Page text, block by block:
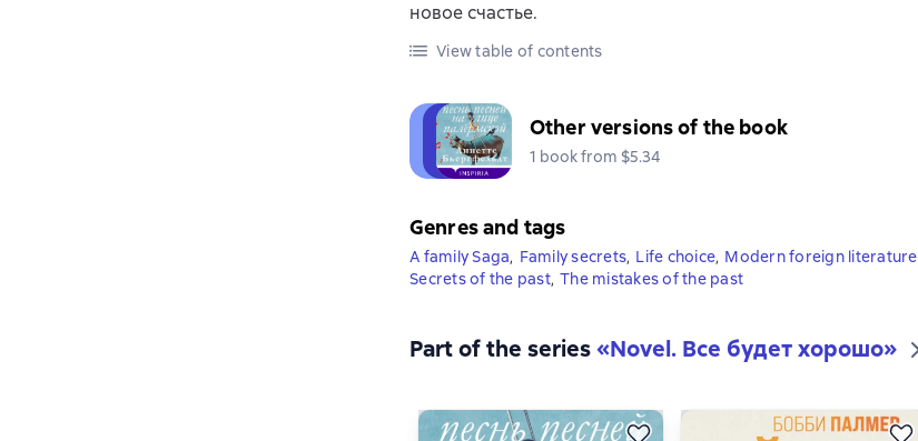
новое счастье.
View table of contents
Other versions of the book
1 book from $5.34
Genres and tags
A family Saga, Family secrets, Life choice, Modern foreign literature
Secrets of the past, The mistakes of the past
Part of the series«Novel. Все будет хорошо»